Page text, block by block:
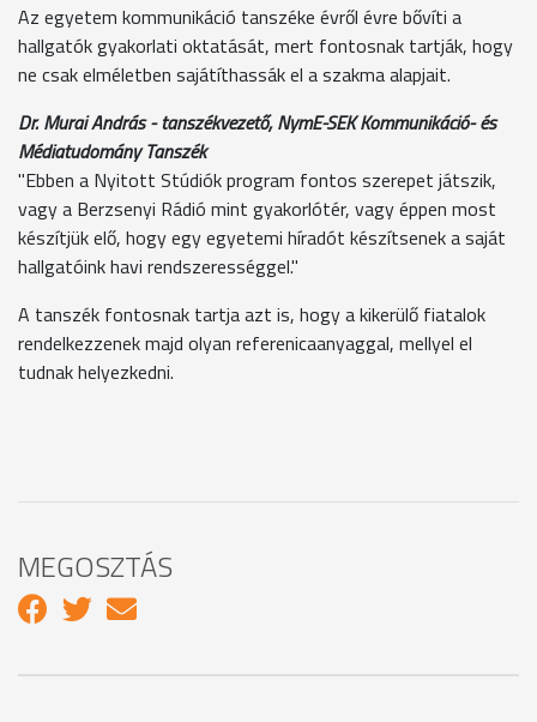
Az egyetem kommunikáció tanszéke évről évre bővíti a
hallgatók gyakorlati oktatását, mert fontosnak tartják, hogy
ne csak elméletben sajátíthassák el a szakma alapjait.
Dr. Murai András - tanszékvezető, NymE-SEK Kommunikáció- és
Médiatudomány Tanszék
"Ebben a Nyitott Stúdiók program fontos szerepet játszik,
vagy a Berzsenyi Rádió mint gyakorlótér, vagy éppen most
készítjük elő, hogy egy egyetemi híradót készítsenek a saját
hallgatóink havi rendszerességgel."
A tanszék fontosnak tartja azt is, hogy a kikerülő fiatalok
rendelkezzenek majd olyan referenicaanyaggal, mellyel el
tudnak helyezkedni.
MEGOSZTÁS